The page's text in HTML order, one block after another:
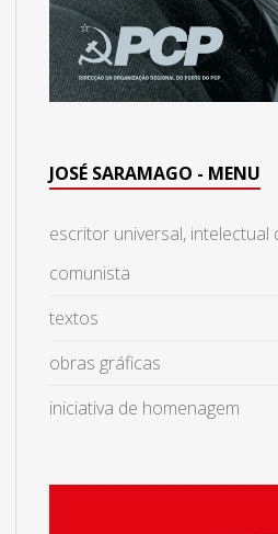
JOSÉ SARAMAGO - MENU
escritor universal, intelectual
comunista
textos
obras gráficas
iniciativa de homenagem